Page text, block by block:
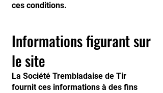
ces conditions.
Informations figurant sur
le site
La Société Trembladaise de Tir
fournit ces informations à des fins